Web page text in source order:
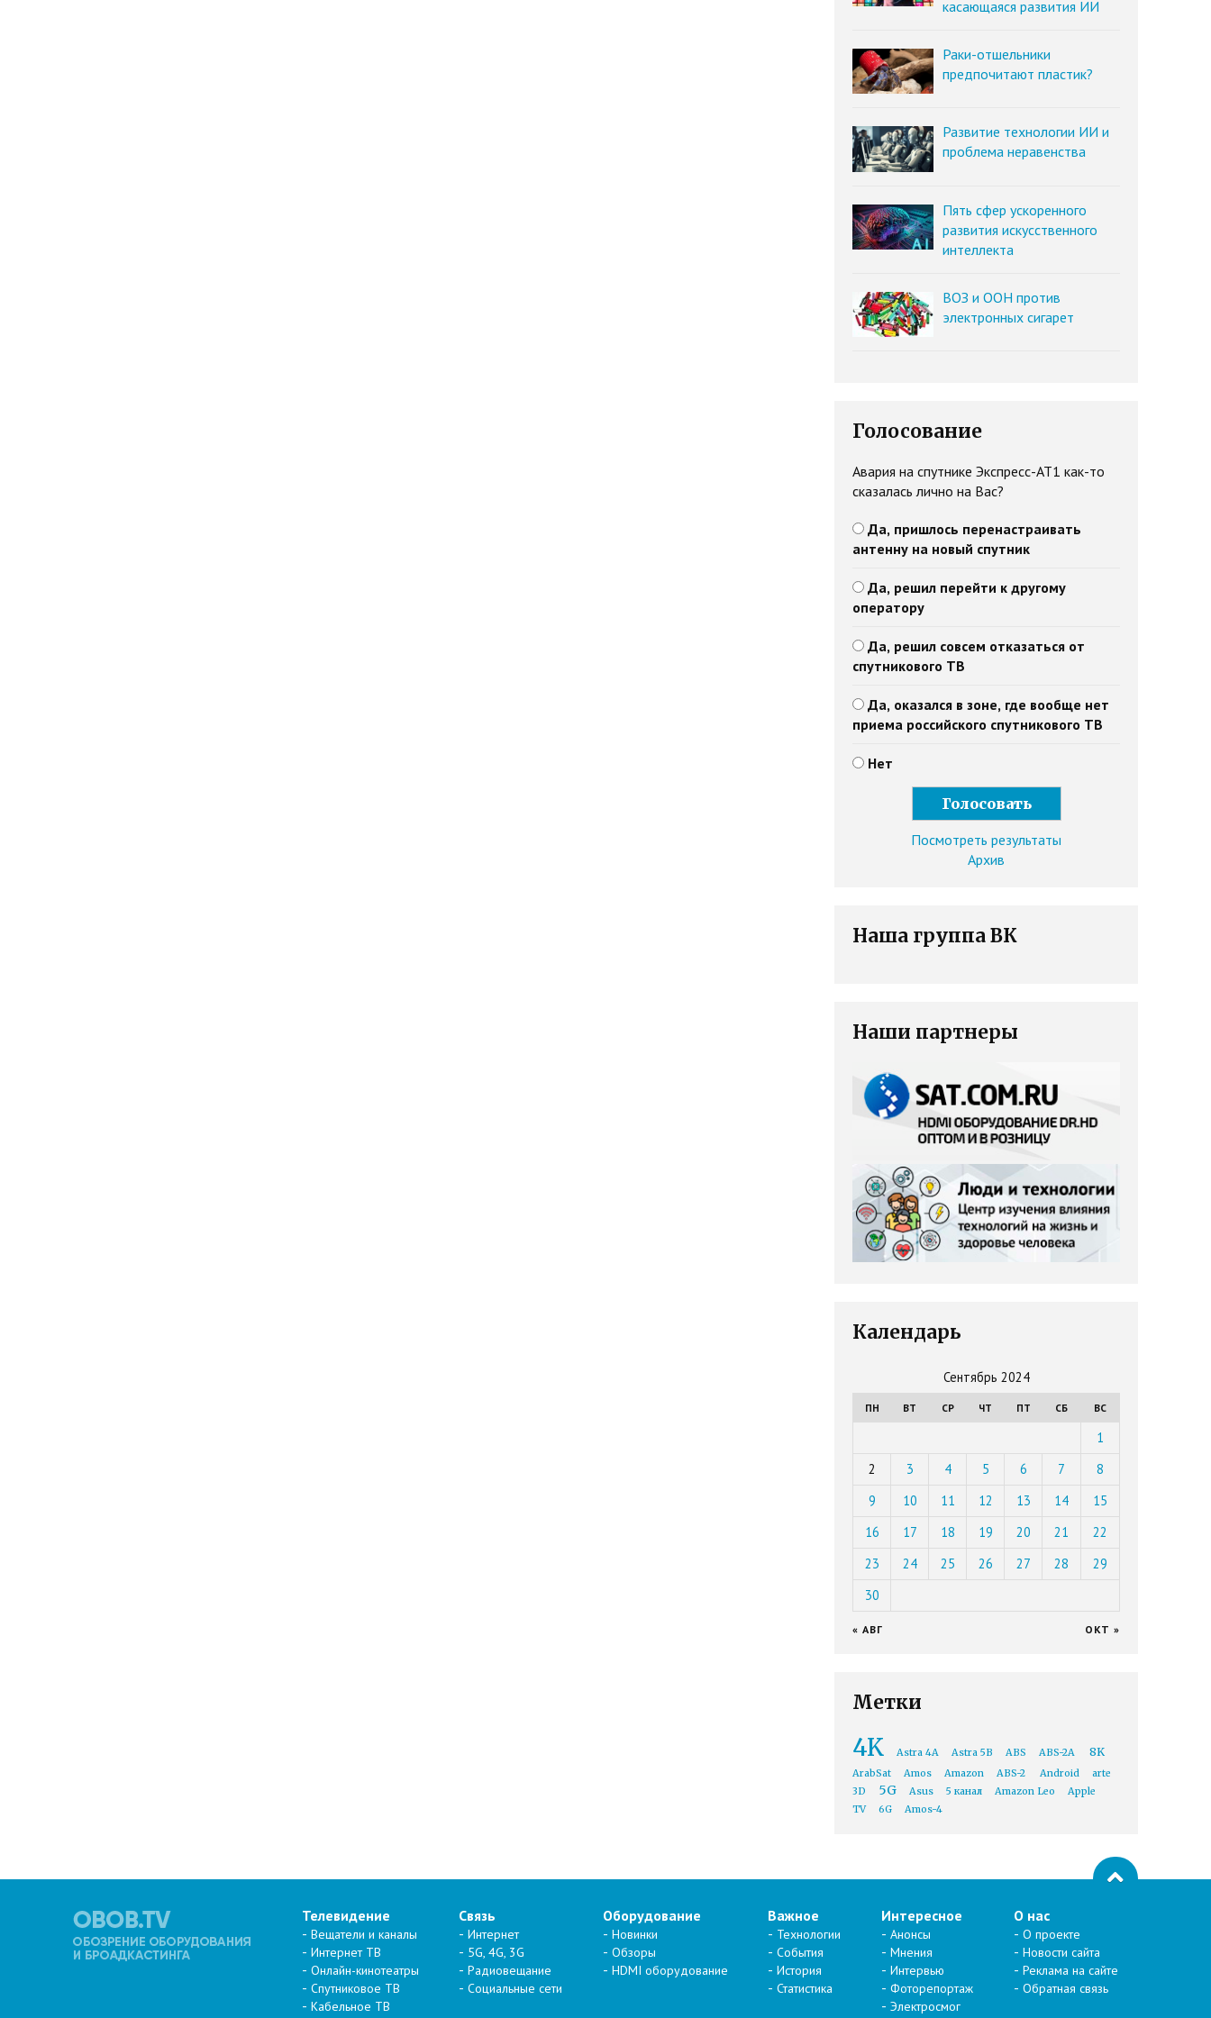
касающаяся развития ИИ
Раки-отшельники
предпочитают пластик?
Развитие технологии ИИ и
проблема неравенства
Пять сфер ускоренного
развития искусственного
интеллекта
ВОЗ и ООН против
электронных сигарет
Голосование
Авария на спутнике Экспресс-АТ1 как-то
сказалась лично на Вас?
Да, пришлось перенастраивать
антенну на новый спутник
Да, решил перейти к другому
оператору
Да, решил совсем отказаться от
спутникового ТВ
Да, оказался в зоне, где вообще нет
приема российского спутникового ТВ
Нет
Посмотреть результаты
Архив
Наша группа ВК
Наши партнеры
Календарь
Сентябрь 2024
ПН ВТ СР ЧТ ПТ СБ ВС
1
2
3 4 5 6 7
8
9
10 11 12 13 14
15
16
17 18 19 20 21
22
23
24 25 26 27 28
29
30
« АВГ ОКТ »
Метки
4K Astra 4A Astra 5B ABS ABS-2A 8K
ArabSat Amos Amazon ABS-2 Android
arte
3D
5G Asus 5 канал Amazon Leo
Apple
TV
6G Amos-4
Телевидение
Вещатели и каналы
Интернет ТВ
Онлайн-кинотеатры
Спутниковое ТВ
Кабельное ТВ
Связь
Интернет
5G, 4G, 3G
Радиовещание
Социальные сети
Оборудование
Новинки
Обзоры
HDMI оборудование
Важное
Технологии
События
История
Статистика
Интересное
Анонсы
Мнения
Интервью
Фоторепортаж
Электросмог
О нас
О проекте
Новости сайта
Реклама на сайте
Обратная связь